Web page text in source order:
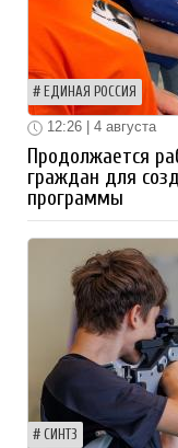
ЕДИНАЯ РОССИЯ
12:26 | 4 августа
Продолжается
граждан для
программы
СИНТЗ